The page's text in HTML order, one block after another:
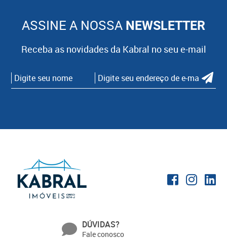
ASSINE A NOSSA NEWSLETTER
Receba as novidades da Kabral no seu e-mail
DÚVIDAS?
Fale conosco